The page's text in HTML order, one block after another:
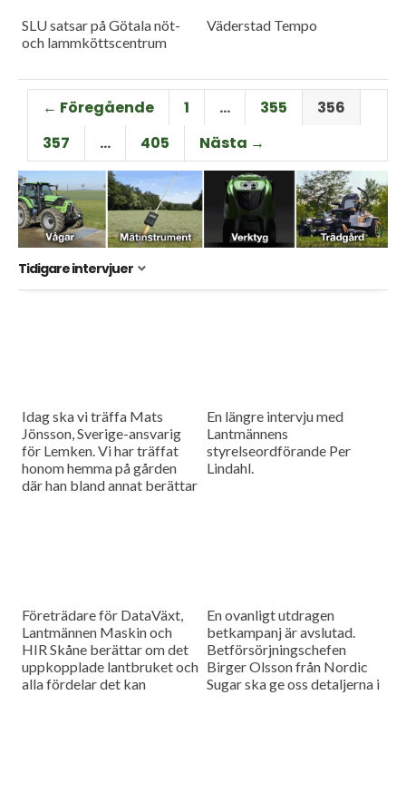
SLU satsar på Götala nöt-
och lammköttscentrum
Väderstad Tempo
← Föregående 1 … 355
356
357
… 405 Nästa →
Tidigare intervjuer
Idag ska vi träffa Mats
Jönsson, Sverige-ansvarig
för Lemken. Vi har träffat
honom hemma på gården
där han bland annat berättar
En längre intervju med
Lantmännens
styrelseordförande Per
Lindahl.
Företrädare för DataVäxt,
Lantmännen Maskin och
HIR Skåne berättar om det
uppkopplade lantbruket och
alla fördelar det kan
En ovanligt utdragen
betkampanj är avslutad.
Betförsörjningschefen
Birger Olsson från Nordic
Sugar ska ge oss detaljerna i